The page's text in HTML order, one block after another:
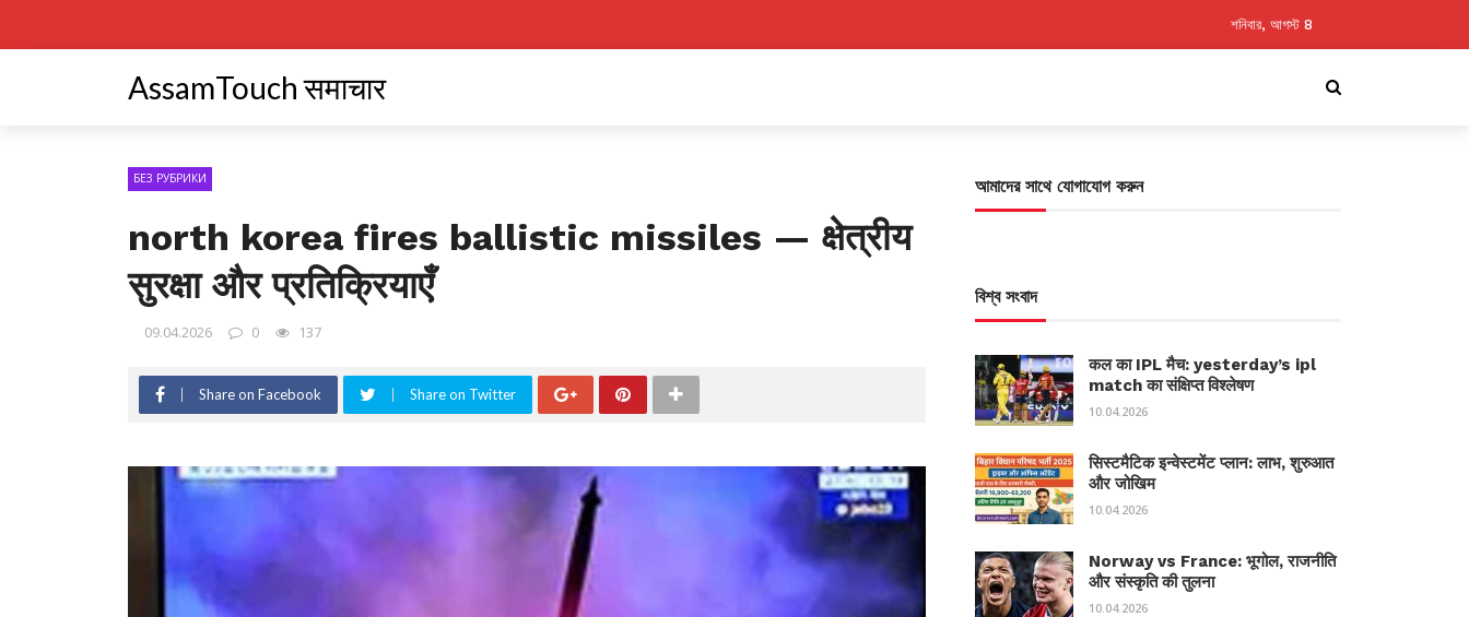
শনিবার, আগস্ট 8
AssamTouch समाचार
БЕЗ РУБРИКИ
north korea fires ballistic missiles — क्षेत्रीय
सुरक्षा और प्रतिक्रियाएँ
09.04.2026 0 137
Share on Facebook Share on Twitter
আমাদের সাথে যোগাযোগ করুন
বিশ্ব সংবাদ
कल का IPL मैच: yesterday’s ipl
match का संक्षिप्त विश्लेषण
10.04.2026
सिस्टमैटिक इन्वेस्टमेंट प्लान: लाभ, शुरुआत
और जोखिम
10.04.2026
Norway vs France: भूगोल, राजनीति
और संस्कृति की तुलना
10.04.2026